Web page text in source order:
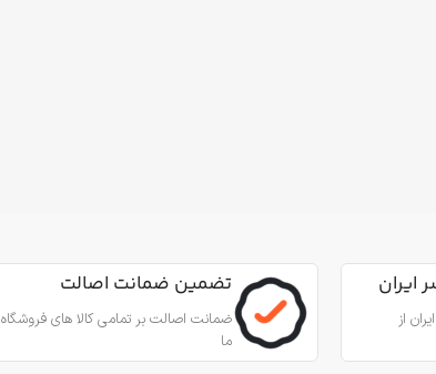
ایران
از
تضمین ضمانت اصالت
ضمانت اصالت بر تمامی کالا های فروشگاه
ما